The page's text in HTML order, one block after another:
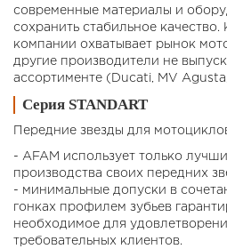
современные материалы и
сохранить стабильное
компании охватывает рынок
другие производители не
ассортименте (Ducati, MV
Серия STANDART
Передние звезды для
- AFAM использует только
производства своих передних
- минимальные допуски в
гонках профилем зубьев
необходимое для
требовательных клиентов.